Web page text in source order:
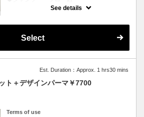
★ブリーチを除くカラー付き
See details
Select
Est. Duration：Approx. 1 hrs30 mins
ト＋デザインパーマ￥7700
Terms of use